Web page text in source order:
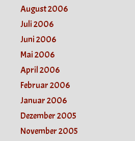
August 2006
Juli 2006
Juni 2006
Mai 2006
April 2006
Februar 2006
Januar 2006
Dezember 2005
November 2005